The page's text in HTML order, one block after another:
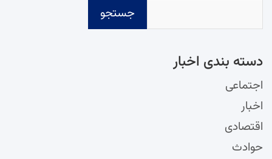
جستجو
دسته‌ بندی اخبار
اجتماعی
اخبار
اقتصادی
حوادث